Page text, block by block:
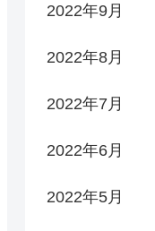
2022年9月
2022年8月
2022年7月
2022年6月
2022年5月